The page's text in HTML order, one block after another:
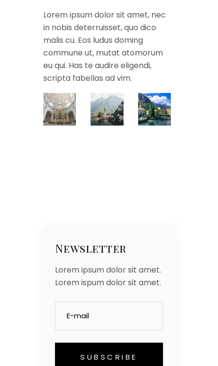
Lorem ipsum dolor sit amet, nec
in nobis deterruisset, quo dico
malis cu. Eos ludus doming
commune ut, mutat atomorum
eu qui. Has te audire eligendi,
scripta fabellas ad vim.
Newsletter
Lorem ipsum dolor sit amet.
Lorem ispum dolor sit amet.